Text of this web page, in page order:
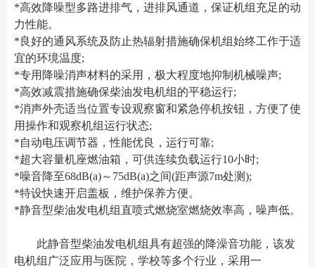
*高效降噪型多路进排气，进排风通道，保证机组充足的动
力性能。
*良好的通风系统及防止热辐射措施确保机组始终工作于适
宜的环境温度;
*专用降噪消声材料的采用，极大程度地抑制机械噪声;
*高效减震措施确保柴油发电机组的平稳运行;
*消声外壳适当位置专设观察窗和紧急停机按钮，方便了使
用操作和观察机组运行状态;
*自动电压调节器，性能优良，运行可靠;
*超大容量机座燃油箱，可供连续负载运行10小时;
*噪音降至68dB(a)～75dB(a)之间(距声源7m处测);
*特设快速开启盖板，维护保养方便。
*静音型柴油发电机组直喷式燃烧室燃烧效率高，噪声低。
此静音型柴油发电机组具有超强的降澡音功能，该发
电机组广泛应用与医院，学校等多个行业，采用一